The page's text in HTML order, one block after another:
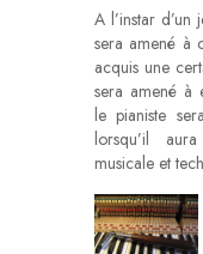
A l’instar d’un
sera amené à
acquis une
sera amené à
le pianiste
lorsqu’il
musicale et